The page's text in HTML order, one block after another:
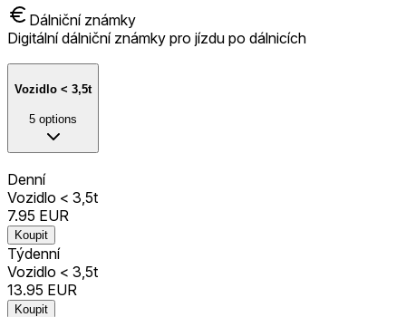
Dálniční známky
Digitální dálniční známky pro jízdu po dálnicích
Vozidlo < 3,5t
5 options
Denní
Vozidlo < 3,5t
7.95 EUR
Koupit
Týdenní
Vozidlo < 3,5t
13.95 EUR
Koupit